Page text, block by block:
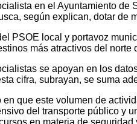
en el Ayuntamiento de
según explican, dotar de
PSOE local y portavoz
más atractivos del
se apoyan en los
cifra, subrayan, se suma
que este volumen de
del transporte público y